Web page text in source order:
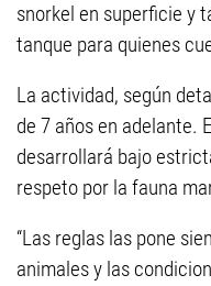
snorkel en superficie y
tanque para quienes
La actividad, según
de 7 años en adelante.
desarrollará bajo
respeto por la fauna
“Las reglas las pone
animales y las